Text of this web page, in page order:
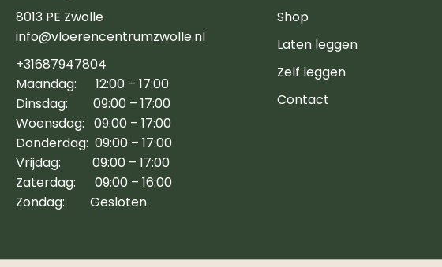
8013 PE Zwolle
info@vloerencentrumzwolle.nl
+31687947804
Maandag: 12:00 – 17:00
Dinsdag: 09:00 – 17:00
Woensdag: 09:00 – 17:00
Donderdag: 09:00 – 17:00
Vrijdag: 09:00 – 17:00
Zaterdag: 09:00 – 16:00
Zondag: Gesloten
Shop
Laten leggen
Zelf leggen
Contact